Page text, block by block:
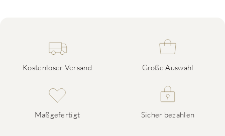
Kostenloser Versand Große Auswahl
Maßgefertigt Sicher bezahlen